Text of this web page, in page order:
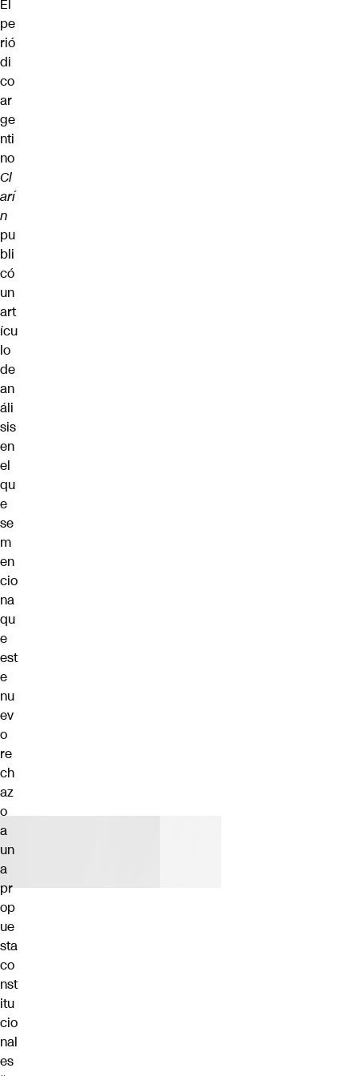
El
pe
rió
di
co
ar
ge
nti
no
Cl
arí
n
pu
bli
có
un
art
ícu
lo
de
an
áli
sis
en
el
qu
e
se
m
en
cio
na
qu
e
est
e
nu
ev
o
re
ch
az
o
a
un
a
pr
op
ue
sta
co
nst
itu
cio
nal
es